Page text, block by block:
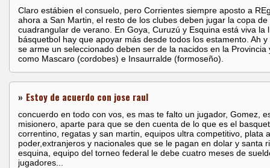
Claro estábien el consuelo, pero Corrientes siempre aposto a
ahora a San Martin, el resto de los clubes deben jugar la copa de
cuadrangular de verano. En Goya, Curuzú y Esquina está viva la
básquetbol hay que apoyar más desde todos los estamento. Ah y
se arme un seleccionado deben ser de la nacidos en la Provincia
como Mascaro (cordobes) e Insaurralde (formoseño).
» Estoy de acuerdo con jose raul
concuerdo en todo con vos, es mas te falto un jugador, Gomez,
misionero, aparte para que se den cuenta de lo que es el basquet
correntino, regatas y san martin, equipos ultra competitivo, plata
poder,extranjeros y nacionales que se le pagan en dolar y santa
esquina, equipo del torneo federal le debe cuatro meses de
jugadores...